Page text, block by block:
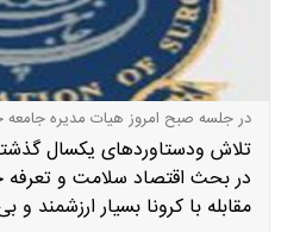
در جلسه صبح امروز هیات مدیره
تلاش ودستاوردهای یکسال
در بحث اقتصاد سلامت و
مقابله با کرونا بسیار ارزشمند